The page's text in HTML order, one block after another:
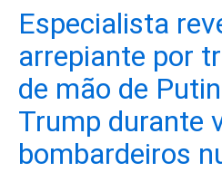
Especialista
arrepiante por
de mão de
Trump durante
bombardeiros